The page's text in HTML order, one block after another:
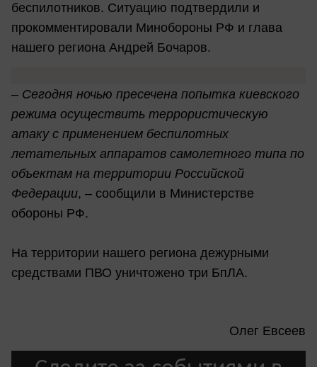
беспилотников. Ситуацию подтвердили и
прокомментировали Минобороны РФ и глава
нашего региона Андрей Бочаров.
– Сегодня ночью пресечена попытка киевского
режима осуществить террористическую
атаку с применением беспилотных
летательных аппаратов самолетного типа по
объектам на территории Российской
Федерации, – сообщили в Министерстве
обороны РФ.
На территории нашего региона дежурными
средствами ПВО уничтожено три БпЛА.
Олег Евсеев